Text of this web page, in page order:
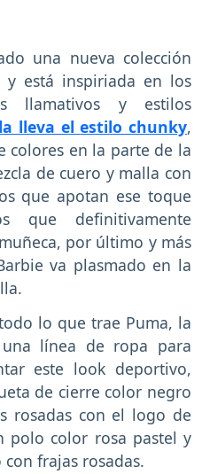
una nueva colección
y está inspiriada en los
llamativos y estilos
lleva el estilo chunky,
colores en la parte de la
de cuero y malla con
que apotan ese toque
que definitivamente
por último y más
va plasmado en la
lo que trae Puma, la
línea de ropa para
este look deportivo,
de cierre color negro
rosadas con el logo de
polo color rosa pastel y
frajas rosadas.